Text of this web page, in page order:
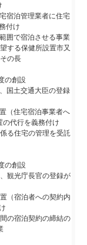
宿泊管理業者に住宅
付け
囲で宿泊させる事業
する保健所設置市又
の長
の創設
国土交通大臣の登録
（住宅宿泊事業者へ
の代行を義務付け
る住宅の管理を受託
の創設
観光庁長官の登録が
（宿泊者への契約内
の宿泊契約の締結の